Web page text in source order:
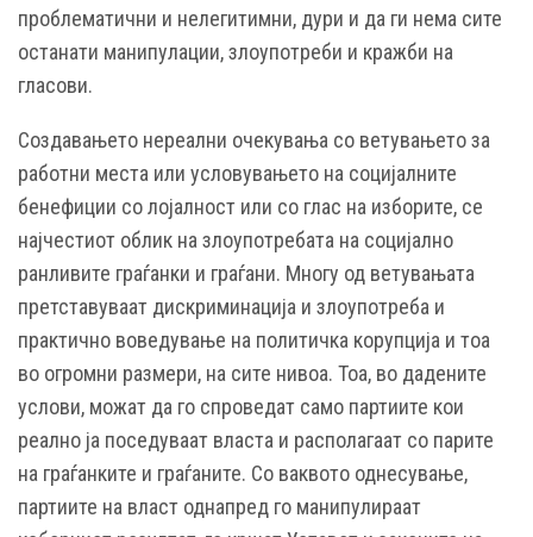
проблематични и нелегитимни, дури и да ги нема сите
останати манипулации, злоупотреби и кражби на
гласови.
Создавањето нереални очекувања со ветувањето за
работни места или условувањето на социјалните
бенефиции со лојалност или со глас на изборите, се
најчестиот облик на злоупотребата на социјално
ранливите граѓанки и граѓани. Многу од ветувањата
претставуваат дискриминација и злоупотреба и
практично воведување на политичка корупција и тоа
во огромни размери, на сите нивоа. Тоа, во дадените
услови, можат да го спроведат само партиите кои
реално ја поседуваат власта и располагаат со парите
на граѓанките и граѓаните. Со ваквото однесување,
партиите на власт однапред го манипулираат